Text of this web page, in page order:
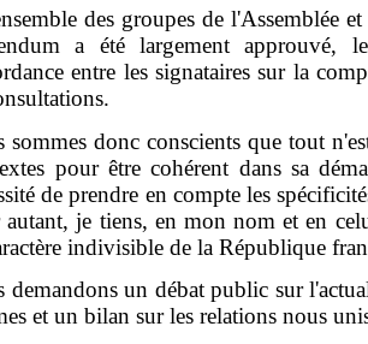
des groupes de l'Assemblée
a été largement approuvé,
entre les signataires sur la
sommes donc conscients que tout
pour être cohérent dans sa
de prendre en compte les
autant, je tiens, en mon nom et en
indivisible de la République
demandons un débat public sur
et un bilan sur les relations nous